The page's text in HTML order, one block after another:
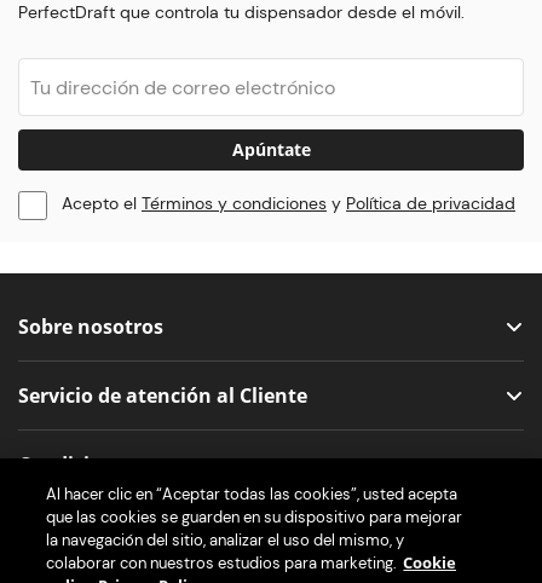
PerfectDraft que controla tu dispensador desde el móvil.
Apúntate
Acepto el Términos y condiciones y Política de privacidad
Sobre nosotros
Servicio de atención al Cliente
Condiciones
Nos encuentras aquí
Al hacer clic en “Aceptar todas las cookies”, usted acepta
que las cookies se guarden en su dispositivo para mejorar
la navegación del sitio, analizar el uso del mismo, y
colaborar con nuestros estudios para marketing. Cookie